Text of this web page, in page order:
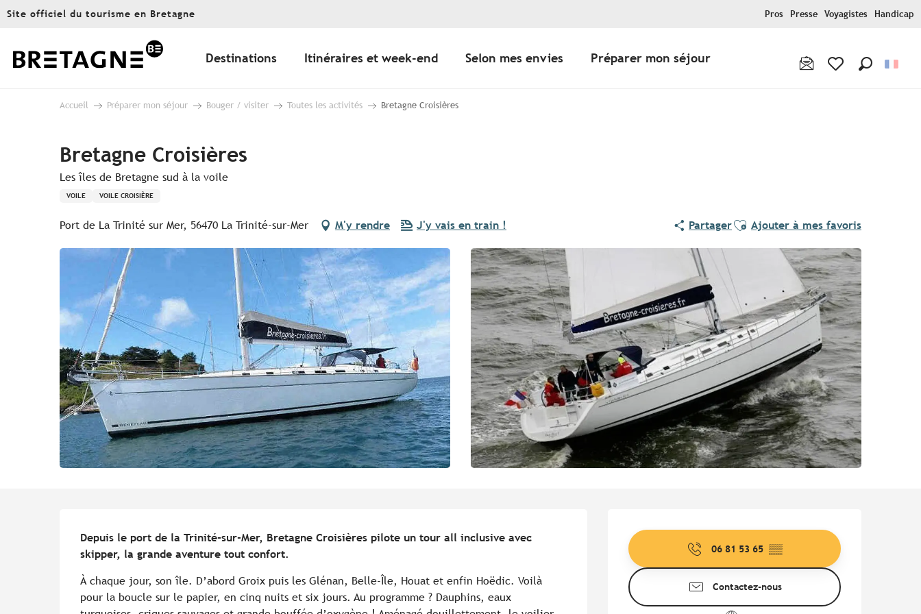
Aller
principal
Site officiel du tourisme en Bretagne Pros Presse Voyagistes Handicap
Destinations Itinéraires et week-end Selon mes envies Préparer mon séjour
Accueil Préparer mon séjour Bouger / visiter Toutes les activités Bretagne Croisières
Bretagne Croisières
Les îles de Bretagne sud à la voile
VOILE VOILE CROISIÈRE
Port de La Trinité sur Mer, 56470 La Trinité-sur-Mer M'y rendre J'y vais en train ! PartagerAjouter aux favoris
Ajouter à mes favoris
Ouverture et coordonnées
06 81 53 65 ▒▒
Contactez-nous
Depuis le port de la Trinité-sur-Mer, Bretagne Croisières pilote un tour all inclusive avec
skipper, la grande aventure tout confort.
À chaque jour, son île. D’abord Groix puis les Glénan, Belle-Île, Houat et enfin Hoëdic. Voilà
pour la boucle sur le papier, en cinq nuits et six jours. Au programme ? Dauphins, eaux